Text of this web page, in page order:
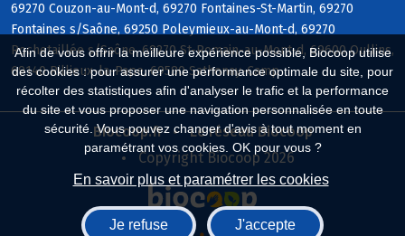
Afin de vous offrir la meilleure expérience possible, Biocoop utilise
des cookies : pour assurer une performance optimale du site, pour
récolter des statistiques afin d'analyser le trafic et la performance
du site et vous proposer une navigation personnalisée en toute
sécurité. Vous pouvez changer d'avis à tout moment en
paramétrant vos cookies. OK pour vous ?
En savoir plus et paramétrer les cookies
Je refuse J'accepte
69270 Couzon-au-Mont-d, 69270 Fontaines-St-Martin, 69270
Fontaines s/Saône, 69250 Poleymieux-au-Mont-d, 69270
Rochetaillée s/Saône, 69270 St-Romain-au-Mont-d, 69600 Oullins,
69140 Rillieux-la-Pape, 69580 Sathonay-Camp
Biocoop.fr
Le réseau Biocoop
Copyright Biocoop 2026